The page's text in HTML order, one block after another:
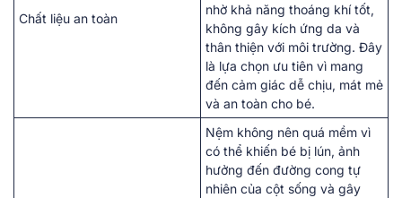
Chất liệu an toàn
nhờ khả năng thoáng khí tốt,
không gây kích ứng da và
thân thiện với môi trường. Đây
là lựa chọn ưu tiên vì mang
đến cảm giác dễ chịu, mát mẻ
và an toàn cho bé.
Nệm không nên quá mềm vì
có thể khiến bé bị lún, ảnh
hưởng đến đường cong tự
nhiên của cột sống và gây